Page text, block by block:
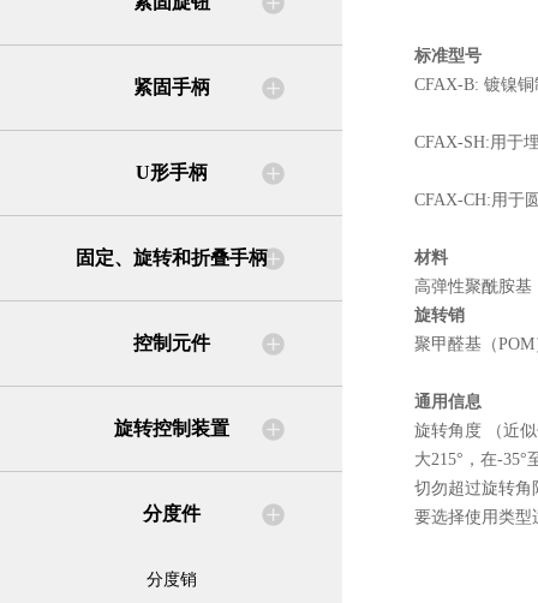
紧固手柄
U形手柄
固定、旋转和折叠手柄
控制元件
旋转控制装置
分度件
分度销
标准型号
CFAX-B: 镀镍
CFAX-SH:用于
CFAX-CH:用于
材料
高弹性聚酰胺基
旋转销
聚甲醛基（
通用信息
旋转角度 （近
大215°，在-
切勿超过旋转角
要选择使用类型